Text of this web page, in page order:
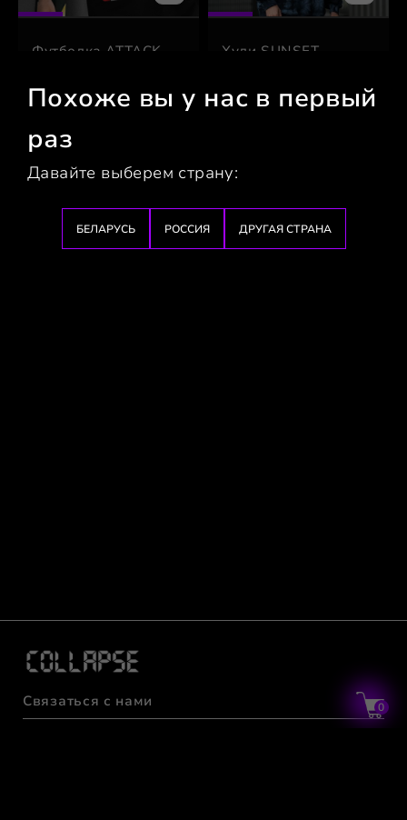
0
Футболка ATTACK
49 BYN
Худи SUNSET
199 BYN
Похоже вы у нас в первый
раз
Давайте выберем страну:
БЕЛАРУСЬ РОССИЯ ДРУГАЯ СТРАНА
Связаться с нами